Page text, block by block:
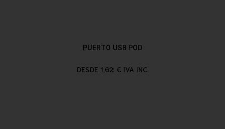
PUERTO USB POD
DESDE 1,62 € IVA INC.